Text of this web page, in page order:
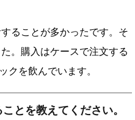
ることが多かったです。そ
。購入はケースで注文する
クを飲んでいます。
とを教えてください。